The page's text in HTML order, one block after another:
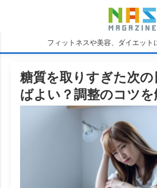
フィットネスや美容、ダイエット
糖質を取りすぎた次
ばよい？調整のコツを